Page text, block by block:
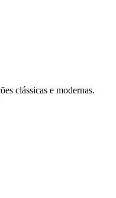
clássicas e modernas.